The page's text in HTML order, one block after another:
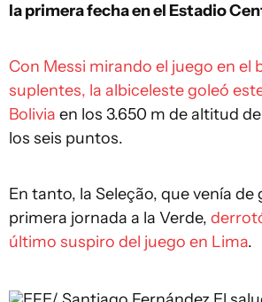
la primera fecha en el Estadio
Con Messi mirando el juego en el
suplentes, la albiceleste goleó
Bolivia en los 3.650 m de altitud
los seis puntos.
En tanto, la Seleção, que venía de
primera jornada a la Verde,
último suspiro del juego en Lima.